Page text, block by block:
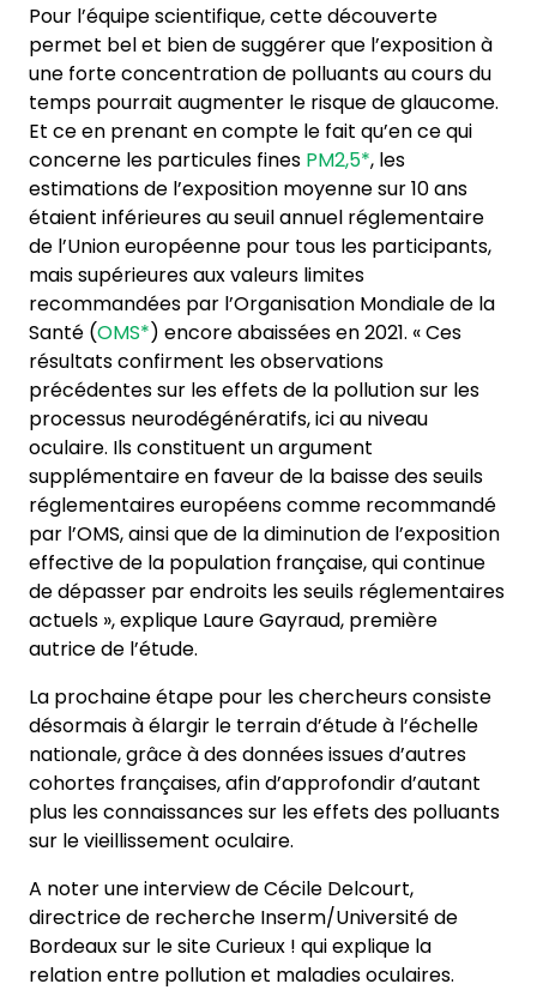
Pour l’équipe scientifique, cette découverte
permet bel et bien de suggérer que l’exposition à
une forte concentration de polluants au cours du
temps pourrait augmenter le risque de glaucome.
Et ce en prenant en compte le fait qu’en ce qui
concerne les particules fines PM2,5*, les
estimations de l’exposition moyenne sur 10 ans
étaient inférieures au seuil annuel réglementaire
de l’Union européenne pour tous les participants,
mais supérieures aux valeurs limites
recommandées par l’Organisation Mondiale de la
Santé (OMS*) encore abaissées en 2021. « Ces
résultats confirment les observations
précédentes sur les effets de la pollution sur les
processus neurodégénératifs, ici au niveau
oculaire. Ils constituent un argument
supplémentaire en faveur de la baisse des seuils
réglementaires européens comme recommandé
par l’OMS, ainsi que de la diminution de l’exposition
effective de la population française, qui continue
de dépasser par endroits les seuils réglementaires
actuels », explique Laure Gayraud, première
autrice de l’étude.
La prochaine étape pour les chercheurs consiste
désormais à élargir le terrain d’étude à l’échelle
nationale, grâce à des données issues d’autres
cohortes françaises, afin d’approfondir d’autant
plus les connaissances sur les effets des polluants
sur le vieillissement oculaire.
A noter une interview de Cécile Delcourt,
directrice de recherche Inserm/Université de
Bordeaux sur le site Curieux ! qui explique la
relation entre pollution et maladies oculaires.